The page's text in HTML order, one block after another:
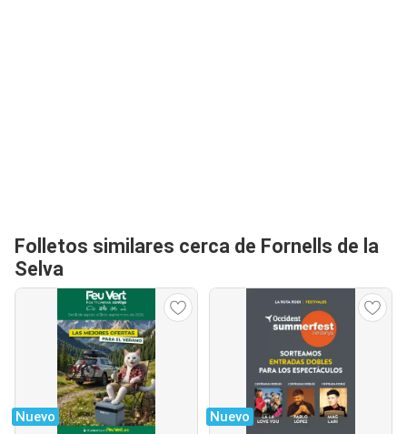
Folletos similares cerca de Fornells de la
Selva
Nuevo Nuevo